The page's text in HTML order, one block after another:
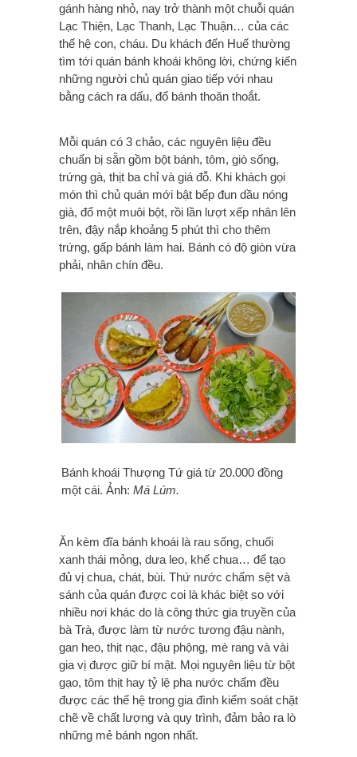
gánh hàng nhỏ, nay trở thành một chuỗi quán
Lạc Thiện, Lạc Thanh, Lạc Thuận… của các
thế hệ con, cháu. Du khách đến Huế thường
tìm tới quán bánh khoái không lời, chứng kiến
những người chủ quán giao tiếp với nhau
bằng cách ra dấu, đổ bánh thoăn thoắt.
Mỗi quán có 3 chảo, các nguyên liệu đều
chuẩn bị sẵn gồm bột bánh, tôm, giò sống,
trứng gà, thịt ba chỉ và giá đỗ. Khi khách gọi
món thì chủ quán mới bật bếp đun dầu nóng
già, đổ một muôi bột, rồi lần lượt xếp nhân lên
trên, đậy nắp khoảng 5 phút thì cho thêm
trứng, gấp bánh làm hai. Bánh có độ giòn vừa
phải, nhân chín đều.
Bánh khoái Thượng Tứ giá từ 20.000 đồng
một cái. Ảnh: Má Lúm.
Ăn kèm đĩa bánh khoái là rau sống, chuối
xanh thái mỏng, dưa leo, khế chua… để tạo
đủ vị chua, chát, bùi. Thứ nước chấm sệt và
sánh của quán được coi là khác biệt so với
nhiều nơi khác do là công thức gia truyền của
bà Trà, được làm từ nước tương đậu nành,
gan heo, thịt nạc, đậu phộng, mè rang và vài
gia vị được giữ bí mật. Mọi nguyên liệu từ bột
gạo, tôm thịt hay tỷ lệ pha nước chấm đều
được các thế hệ trong gia đình kiểm soát chặt
chẽ về chất lượng và quy trình, đảm bảo ra lò
những mẻ bánh ngon nhất.